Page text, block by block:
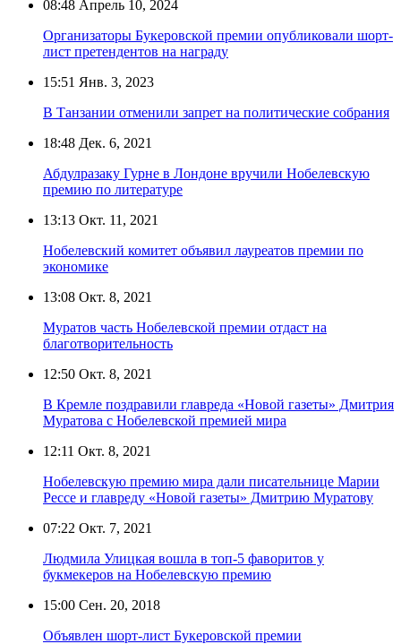
08:48 Апрель 10, 2024
Организаторы Букеровской премии опубликовали шорт-
лист претендентов на награду
15:51 Янв. 3, 2023
В Танзании отменили запрет на политические собрания
18:48 Дек. 6, 2021
Абдулразаку Гурне в Лондоне вручили Нобелевскую
премию по литературе
13:13 Окт. 11, 2021
Нобелевский комитет объявил лауреатов премии по
экономике
13:08 Окт. 8, 2021
Муратов часть Нобелевской премии отдаст на
благотворительность
12:50 Окт. 8, 2021
В Кремле поздравили главреда «Новой газеты» Дмитрия
Муратова с Нобелевской премией мира
12:11 Окт. 8, 2021
Нобелевскую премию мира дали писательнице Марии
Рессе и главреду «Новой газеты» Дмитрию Муратову
07:22 Окт. 7, 2021
Людмила Улицкая вошла в топ-5 фаворитов у
букмекеров на Нобелевскую премию
15:00 Сен. 20, 2018
Объявлен шорт-лист Букеровской премии